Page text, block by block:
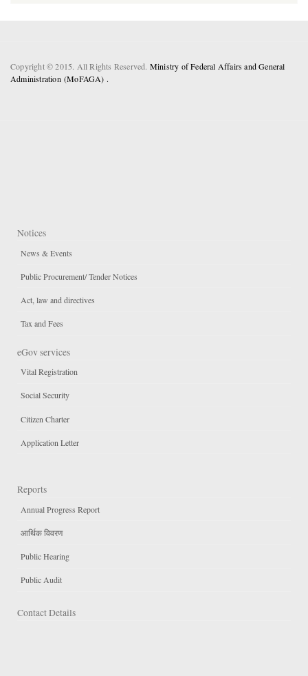
Copyright © 2015. All Rights Reserved. Ministry of Federal Affairs and General
Administration (MoFAGA) .
Notices
News & Events
Public Procurement/ Tender Notices
Act, law and directives
Tax and Fees
eGov services
Vital Registration
Social Security
Citizen Charter
Application Letter
Reports
Annual Progress Report
आर्थिक विवरण
Public Hearing
Public Audit
Contact Details